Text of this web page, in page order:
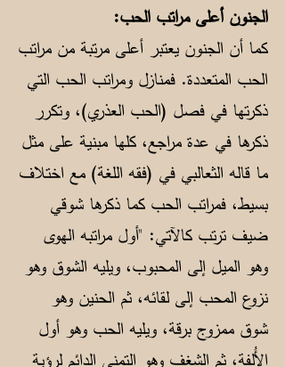
الجنون أعلى مراتب الحب:
كما أن الجنون يعتبر أعلى مرتبة من مراتب
الحب المتعددة. فمنازل ومراتب الحب التي
ذكرتها في فصل (الحب العذري)، وتكرر
ذكرها في عدة مراجع، كلها مبنية على مثل
ما قاله الثعالبي في (فقه اللغة) مع اختلاف
بسيط، فمراتب الحب كما ذكرها شوقي
ضيف ترتب كالآتي: "أول مراتبه الهوى
وهو الميل إلى المحبوب، ويليه الشوق وهو
نزوع المحب إلى لقائه، ثم الحنين وهو
شوق ممزوج برقة، ويليه الحب وهو أول
الأُلفة، ثم الشغف وهو التمني الدائم لرؤية